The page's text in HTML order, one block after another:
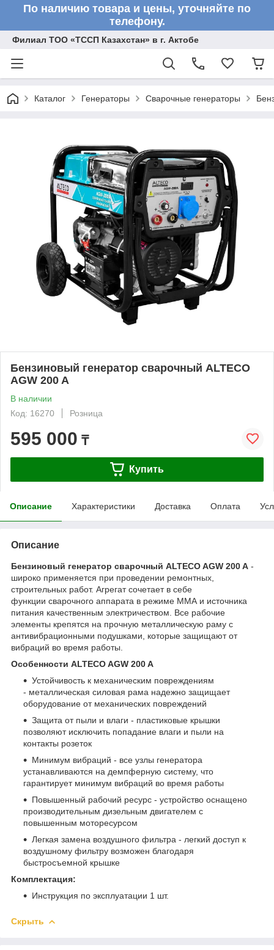
По наличию товара и цены, уточняйте по
телефону.
Филиал ТОО «ТССП Казахстан» в г. Актобе
Каталог Генераторы Сварочные генераторы
Бензиновый генератор сварочный ALTECO
AGW 200 A
В наличии
Код: 16270
Розница
595 000 ₸
Купить
Описание Характеристики Доставка Оплата
Описание
Бензиновый генератор сварочный ALTECO AGW 200 A -
широко применяется при проведении ремонтных,
строительных работ. Агрегат сочетает в себе
функции сварочного аппарата в режиме ММА и источника
питания качественным электричеством. Все рабочие
элементы крепятся на прочную металлическую раму с
антивибрационными подушками, которые защищают от
вибраций во время работы.
Особенности ALTECO AGW 200 A
Устойчивость к механическим повреждениям
- металлическая силовая рама надежно защищает
оборудование от механических повреждений
Защита от пыли и влаги - пластиковые крышки
позволяют исключить попадание влаги и пыли на
контакты розеток
Минимум вибраций - все узлы генератора
устанавливаются на демпферную систему, что
гарантирует минимум вибраций во время работы
Повышенный рабочий ресурс - устройство оснащено
производительным дизельным двигателем с
повышенным моторесурсом
Легкая замена воздушного фильтра - легкий доступ к
воздушному фильтру возможен благодаря
быстросъемной крышке
Комплектация:
Инструкция по эксплуатации 1 шт.
Скрыть